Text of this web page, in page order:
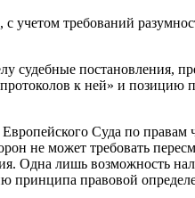
учетом требований
судебные
к ней» и
Суда по правам
не может требовать
Одна лишь возможность
принципа правовой